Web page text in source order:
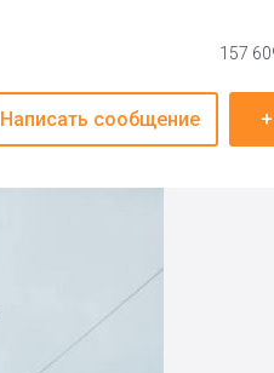
157
Написать сообщение